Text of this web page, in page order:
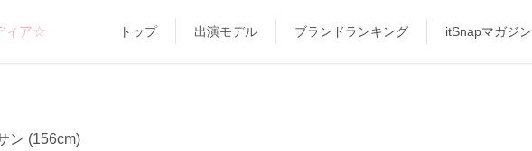
ィア☆ トップ 出演モデル ブランドランキング itSnapマガジン
ン (156cm)